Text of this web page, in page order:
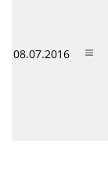
08.07.2016